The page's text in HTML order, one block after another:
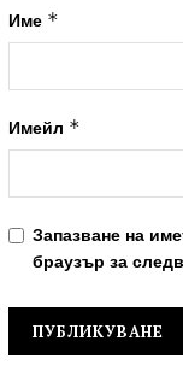
Име *
Имейл *
Запазване на
браузър за